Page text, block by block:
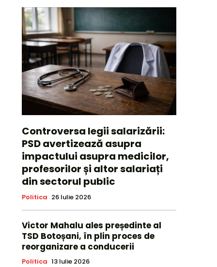
Controversa legii salarizării:
PSD avertizează asupra
impactului asupra medicilor,
profesorilor și altor salariați
din sectorul public
Politica 26 Iulie 2026
Victor Mahalu ales președinte al
TSD Botoșani, în plin proces de
reorganizare a conducerii
Politica 13 Iulie 2026